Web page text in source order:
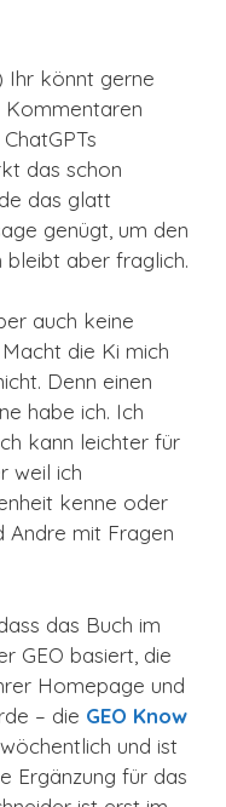
Ihr könnt gerne
Kommentaren
das schon
das glatt
genügt, um den
bleibt aber fraglich.
auch keine
die Ki mich
Denn einen
habe ich. Ich
kann leichter für
weil ich
kenne oder
Andre mit Fragen
das Buch im
GEO basiert, die
Homepage und
– die GEO Know
und ist
Ergänzung für das